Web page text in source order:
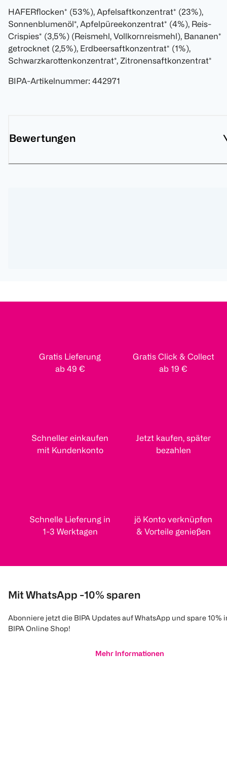
HAFERflocken* (53%), Apfelsaftkonzentrat* (23%),
Sonnenblumenöl*, Apfelpüreekonzentrat* (4%), Reis-
Crispies* (3,5%) (Reismehl, Vollkornreismehl), Bananen*
getrocknet (2,5%), Erdbeersaftkonzentrat* (1%),
Schwarzkarottenkonzentrat*, Zitronensaftkonzentrat*
BIPA-Artikelnummer: 442971
Bewertungen
Gratis Lieferung
ab 49 €
Gratis Click & Collect
ab 19 €
Schneller einkaufen
mit Kundenkonto
Jetzt kaufen, später
bezahlen
Schnelle Lieferung in
1-3 Werktagen
jö Konto verknüpfen
& Vorteile genießen
Mit WhatsApp -10% sparen
Abonniere jetzt die BIPA Updates auf WhatsApp und spare 10%
BIPA Online Shop!
Mehr Informationen